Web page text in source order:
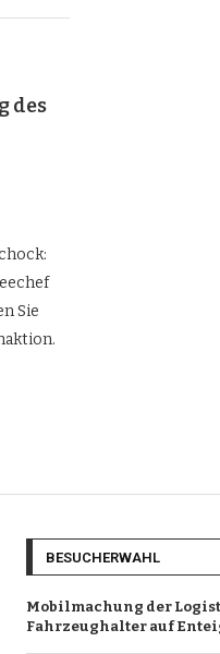
des
Sie
BESUCHERWAHL
Mobilmachung der
Fahrzeughalter auf